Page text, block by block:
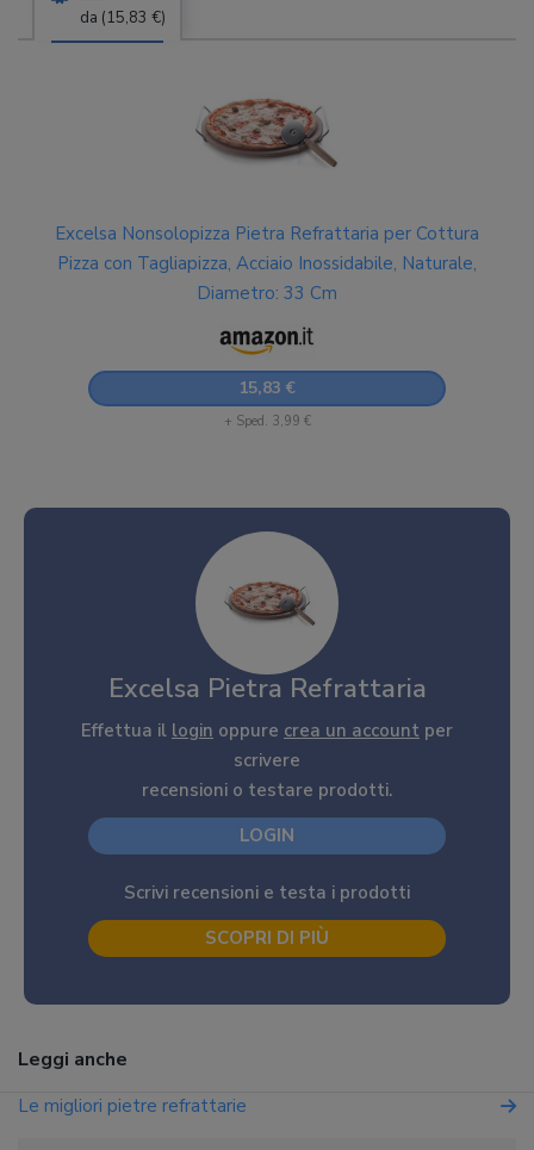
da (15,83 €)
Excelsa Nonsolopizza Pietra Refrattaria per Cottura
Pizza con Tagliapizza, Acciaio Inossidabile, Naturale,
Diametro: 33 Cm
15,83 €
+ Sped. 3,99 €
Excelsa Pietra Refrattaria
Effettua il login oppure crea un account per
scrivere
recensioni o testare prodotti.
LOGIN
Scrivi recensioni e testa i prodotti
SCOPRI DI PIÙ
Leggi anche
Le migliori pietre refrattarie